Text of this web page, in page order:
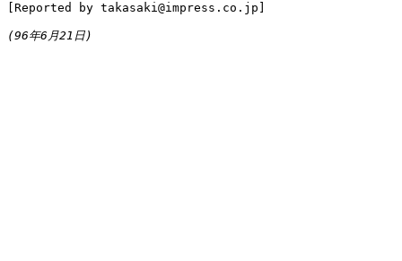
[Reported by takasaki@impress.co.jp]
(96年6月21日)